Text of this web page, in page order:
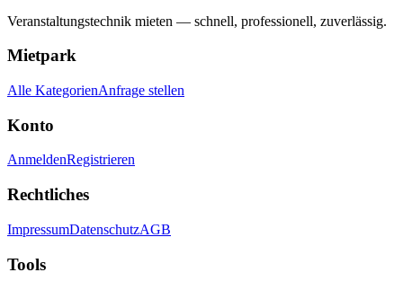
Veranstaltungstechnik mieten — schnell, professionell, zuverlässig.
Mietpark
Alle KategorienAnfrage stellen
Konto
AnmeldenRegistrieren
Rechtliches
ImpressumDatenschutzAGB
Tools